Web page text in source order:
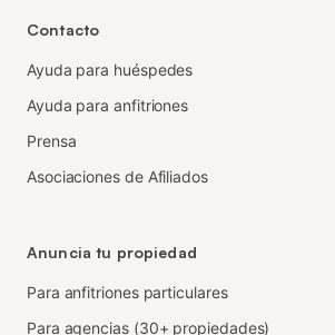
Contacto
Ayuda para huéspedes
Ayuda para anfitriones
Prensa
Asociaciones de Afiliados
Anuncia tu propiedad
Para anfitriones particulares
Para agencias (30+ propiedades)